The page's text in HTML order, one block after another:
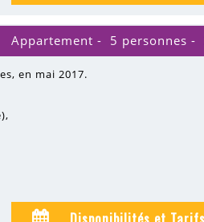
Appartement 5 personnes
en mai 2017.